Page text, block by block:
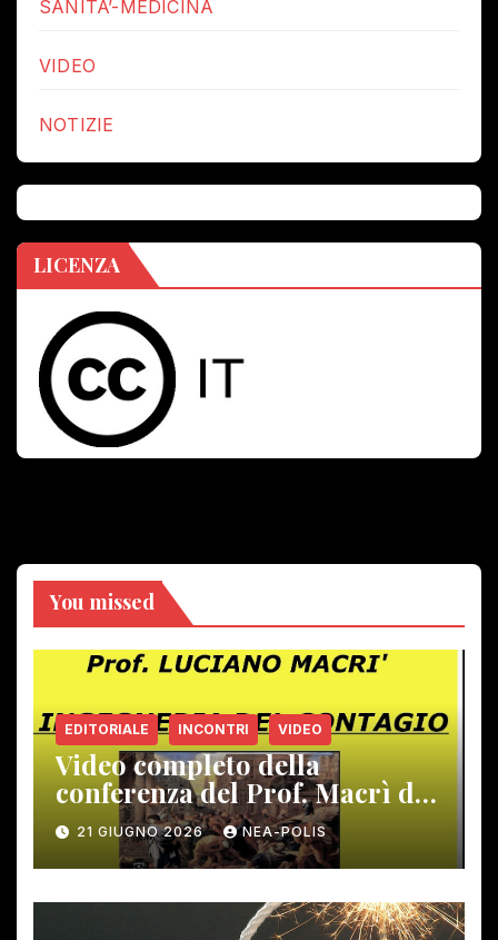
SANITA’-MEDICINA
VIDEO
NOTIZIE
LICENZA
You missed
EDITORIALE INCONTRI VIDEO
Video completo della
conferenza del Prof. Macrì del
12 giugno scorso
21 GIUGNO 2026 NEA-POLIS